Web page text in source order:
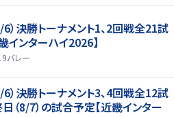
）決勝トーナメント1、2回戦全21試
インターハイ2026】
バレー
）決勝トーナメント3、4回戦全12試
（8/7）の試合予定【近畿インター